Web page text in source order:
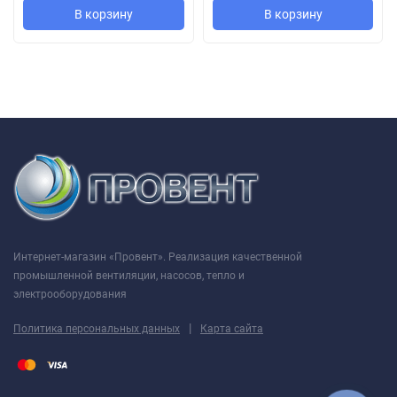
в системах вентиляции
Вид со стороны всасывания
В корзину В корзину
Интернет-магазин «Провент». Реализация качественной
промышленной вентиляции, насосов, тепло и
электрооборудования
Политика персональных данных | Карта сайта